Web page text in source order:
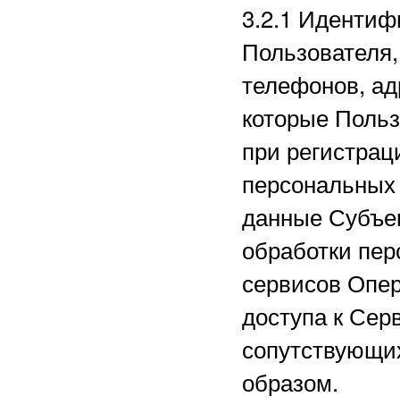
3.2.1
телефонов,
которые
при
данные
обработки
сервисов
доступа к
образом.